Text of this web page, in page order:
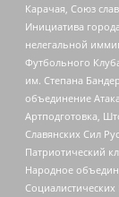
Карачая, Союз
Инициатива
нелегальной
Футбольного
им. Степана
объединение
Артподготовка,
Славянских Сил
Патриотический
Народное